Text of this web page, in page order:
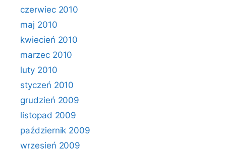
czerwiec 2010
maj 2010
kwiecień 2010
marzec 2010
luty 2010
styczeń 2010
grudzień 2009
listopad 2009
październik 2009
wrzesień 2009